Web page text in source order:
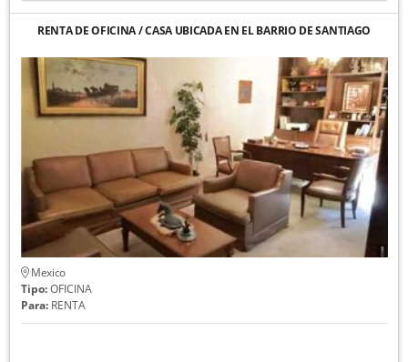
RENTA DE OFICINA / CASA UBICADA EN EL BARRIO DE SANTIAGO
Mexico
Tipo:OFICINA
Para:RENTA